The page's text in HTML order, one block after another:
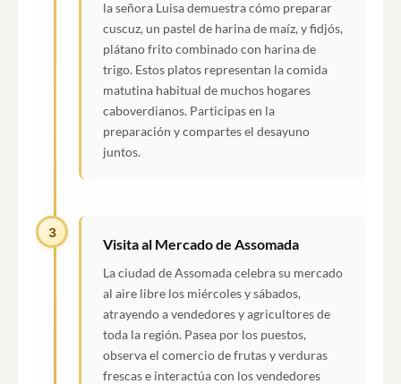
la señora Luisa demuestra cómo preparar
cuscuz, un pastel de harina de maíz, y fidjós,
plátano frito combinado con harina de
trigo. Estos platos representan la comida
matutina habitual de muchos hogares
caboverdianos. Participas en la
preparación y compartes el desayuno
juntos.
3
Visita al Mercado de Assomada
La ciudad de Assomada celebra su mercado
al aire libre los miércoles y sábados,
atrayendo a vendedores y agricultores de
toda la región. Pasea por los puestos,
observa el comercio de frutas y verduras
frescas e interactúa con los vendedores